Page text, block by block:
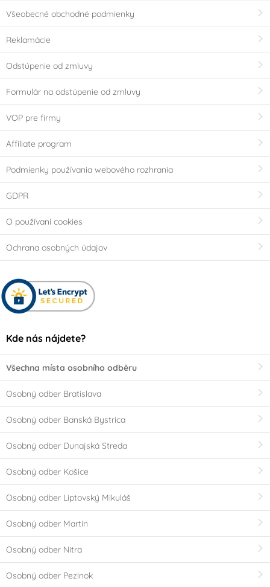
Všeobecné obchodné podmienky
Reklamácie
Odstúpenie od zmluvy
Formulár na odstúpenie od zmluvy
VOP pre firmy
Affiliate program
Podmienky používania webového rozhrania
GDPR
O používaní cookies
Ochrana osobných údajov
Kde nás nájdete?
Všechna místa osobního odběru
Osobný odber Bratislava
Osobný odber Banská Bystrica
Osobný odber Dunajská Streda
Osobný odber Košice
Osobný odber Liptovský Mikuláš
Osobný odber Martin
Osobný odber Nitra
Osobný odber Pezinok